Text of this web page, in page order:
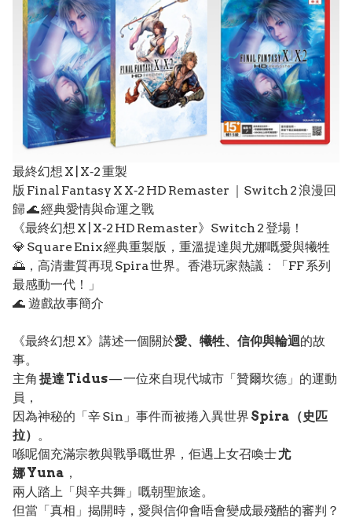
最終幻想 X | X‑2 重製
版 Final Fantasy X X‑2 HD Remaster ｜Switch 2 浪漫回
歸 🌊 經典愛情與命運之戰
《最終幻想 X | X‑2 HD Remaster》Switch 2 登場！
💎 Square Enix 經典重製版，重溫提達與尤娜嘅愛與犧牲
🌅，高清畫質再現 Spira 世界。香港玩家熱議：「FF 系列
最感動一代！」
🌊 遊戲故事簡介
《最終幻想 X》講述一個關於愛、犧牲、信仰與輪迴的故
事。
主角 提達 Tidus— 一位來自現代城市「贊爾坎德」的運動
員，
因為神秘的「辛 Sin」事件而被捲入異世界 Spira（史匹
拉） 。
喺呢個充滿宗教與戰爭嘅世界，佢遇上女召喚士尤
娜 Yuna ，
兩人踏上「與辛共舞」嘅朝聖旅途。
但當「真相」揭開時，愛與信仰會唔會變成最殘酷的審判？